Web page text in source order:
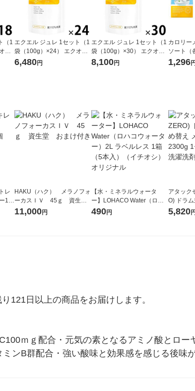
（1
ー
エクエル ジュレ 1セット（1
袋（100g）×24） エクオー
ル・カルシウム・ビタミン
6,480円
エクエル ジュレ 1セット（1
袋（100g）×30） エクオー
ル・カルシウム・ビタミン
8,100円
カロリー
ソート（
個（215g
1,296円
レ
16
HAKU（ハク） メラノフォ
ーカスＩＶ 45ｇ 資生
堂 おまけ付き
11,000円
【水・ミネラルウォータ
ー】LOHACO Water（ロハ
コウォーター）2L ラベルレ
490円
アタック
O) ドラ
ガジャン
5,820円
121日以上の商品をお届けします。
ｍｇ配合・元気の素となるアミノ酸とロー
ンB群配合・強い酸味と効果感を感じる後味